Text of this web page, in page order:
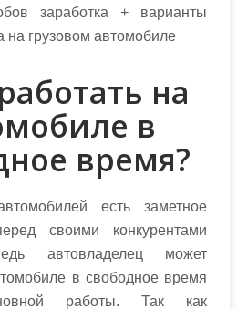
на
в
время?
есть заметное
своими конкурентами
автовладелец может
в свободное время
работы. Так как